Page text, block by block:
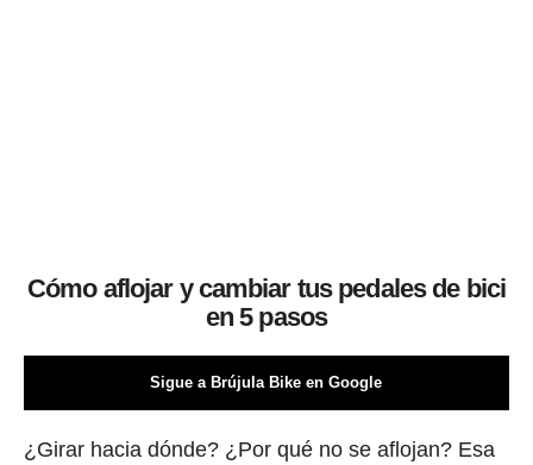
Cómo aflojar y cambiar tus pedales de bici
en 5 pasos
Sigue a Brújula Bike en Google
¿Girar hacia dónde? ¿Por qué no se aflojan? Esa